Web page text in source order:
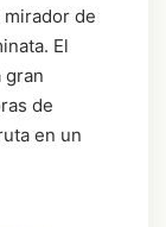
de
El
gran
de
en un